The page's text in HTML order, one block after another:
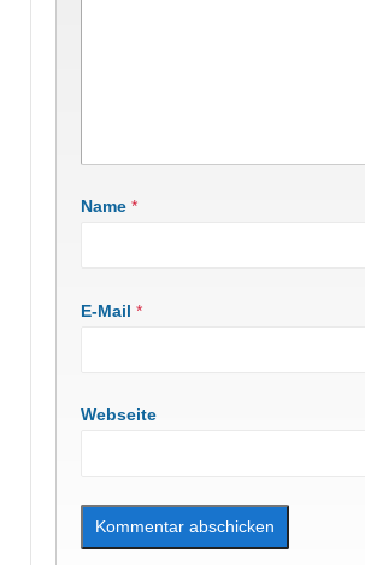
Name *
E-Mail *
Webseite